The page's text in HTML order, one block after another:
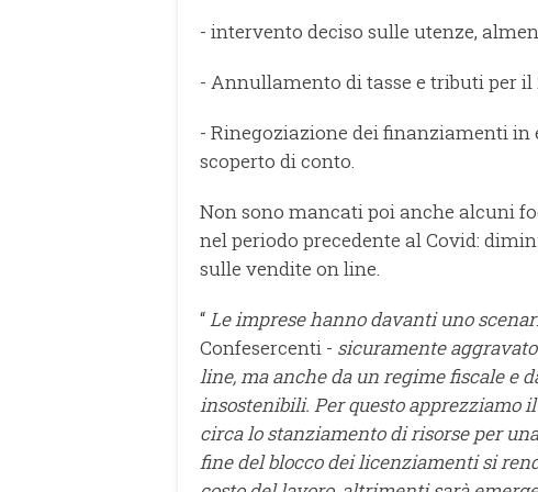
- intervento deciso sulle utenze,
- Annullamento di tasse e tributi per il
- Rinegoziazione dei finanziamenti in
scoperto di conto.
Non sono mancati poi anche alcuni
nel periodo precedente al Covid:
sulle vendite on line.
“Le imprese hanno davanti uno
Confesercenti - sicuramente
line, ma anche da un regime fiscale e
insostenibili. Per questo apprezziamo
circa lo stanziamento di risorse per
fine del blocco dei licenziamenti si